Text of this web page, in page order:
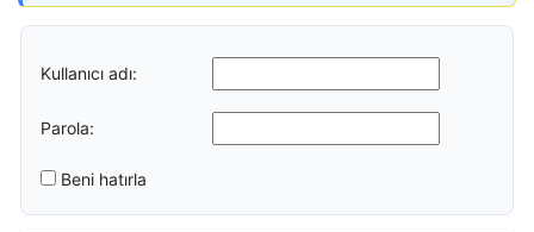
Kullanıcı adı:
Parola:
Beni hatırla